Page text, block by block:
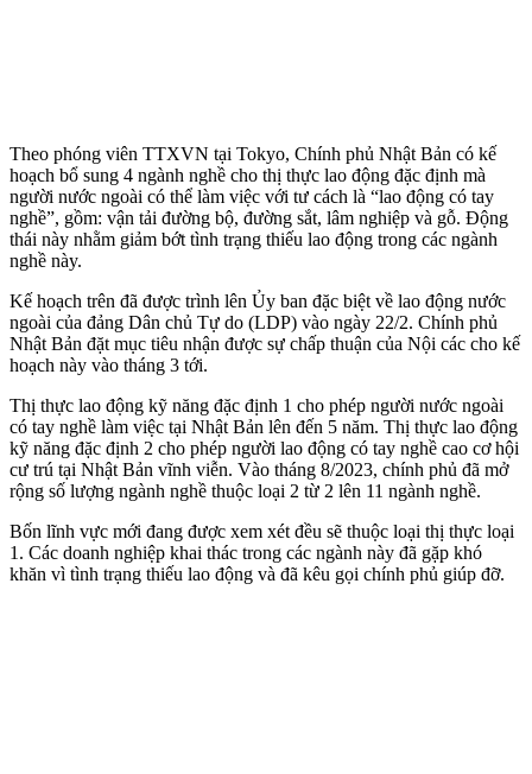
Theo phóng viên TTXVN tại Tokyo, Chính phủ Nhật Bản có kế
hoạch bổ sung 4 ngành nghề cho thị thực lao động đặc định mà
người nước ngoài có thể làm việc với tư cách là “lao động có tay
nghề”, gồm: vận tải đường bộ, đường sắt, lâm nghiệp và gỗ. Động
thái này nhằm giảm bớt tình trạng thiếu lao động trong các ngành
nghề này.
Kế hoạch trên đã được trình lên Ủy ban đặc biệt về lao động nước
ngoài của đảng Dân chủ Tự do (LDP) vào ngày 22/2. Chính phủ
Nhật Bản đặt mục tiêu nhận được sự chấp thuận của Nội các cho kế
hoạch này vào tháng 3 tới.
Thị thực lao động kỹ năng đặc định 1 cho phép người nước ngoài
có tay nghề làm việc tại Nhật Bản lên đến 5 năm. Thị thực lao động
kỹ năng đặc định 2 cho phép người lao động có tay nghề cao cơ hội
cư trú tại Nhật Bản vĩnh viễn. Vào tháng 8/2023, chính phủ đã mở
rộng số lượng ngành nghề thuộc loại 2 từ 2 lên 11 ngành nghề.
Bốn lĩnh vực mới đang được xem xét đều sẽ thuộc loại thị thực loại
1. Các doanh nghiệp khai thác trong các ngành này đã gặp khó
khăn vì tình trạng thiếu lao động và đã kêu gọi chính phủ giúp đỡ.